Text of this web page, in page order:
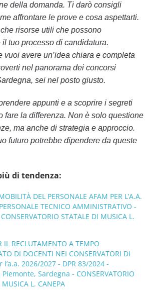
della domanda. Ti darò consigli
affrontare le prove e cosa aspettarti.
risorse utili che possono
tuo processo di candidatura.
vuoi avere un’idea chiara e completa
nel panorama dei concorsi
sei nel posto giusto.
appunti e a scoprire i segreti
fare la differenza. Non è solo questione
ma anche di strategia e approccio.
futuro potrebbe dipendere da queste
di tendenza:
DEL PERSONALE AFAM PER L’A.A.
TECNICO AMMINISTRATIVO -
STATALE DI MUSICA L.
IL RECLUTAMENTO A TEMPO
DI DOCENTI NEI CONSERVATORI DI
l’a.a. 2026/2027 - DPR 83/2024 -
Sardegna - CONSERVATORIO
MUSICA L. CANEPA